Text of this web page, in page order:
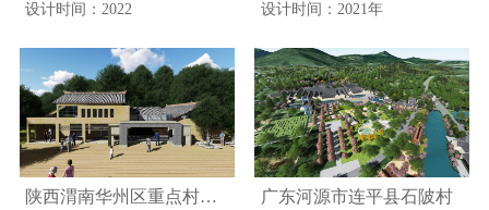
设计时间：2022
设计时间：2021年
陕西渭南华州区重点村旅游发展规划 广东河源市连平县石陂村